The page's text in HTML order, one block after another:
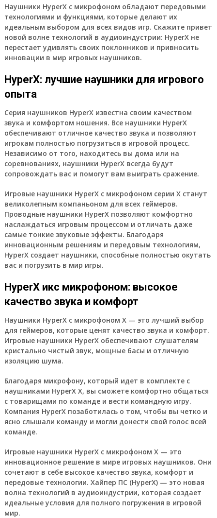
Наушники HyperX с микрофоном обладают передовыми
технологиями и функциями, которые делают их
идеальным выбором для всех видов игр. Скажите привет
новой волне технологий в аудиоиндустрии: HyperX не
перестает удивлять своих поклонников и привносить
инновации в мир игровых наушников.
HyperX: лучшие наушники для игрового
опыта
Серия наушников HyperX известна своим качеством
звука и комфортом ношения. Все наушники HyperX
обеспечивают отличное качество звука и позволяют
игрокам полностью погрузиться в игровой процесс.
Независимо от того, находитесь вы дома или на
соревнованиях, наушники HyperX всегда будут
сопровождать вас и помогут вам выиграть сражение.
Игровые наушники HyperX с микрофоном серии Х станут
великолепным компаньоном для всех геймеров.
Проводные наушники HyperX позволяют комфортно
наслаждаться игровым процессом и отличать даже
самые тонкие звуковые эффекты. Благодаря
инновационным решениям и передовым технологиям,
HyperX создает наушники, способные полностью окутать
вас и погрузить в мир игры.
HyperX икс микрофоном: высокое
качество звука и комфорт
Наушники HyperX с микрофоном X — это лучший выбор
для геймеров, которые ценят качество звука и комфорт.
Игровые наушники HyperX обеспечивают слушателям
кристально чистый звук, мощные басы и отличную
изоляцию шума.
Благодаря микрофону, который идет в комплекте с
наушниками HyperX X, вы сможете комфортно общаться
с товарищами по команде и вести командную игру.
Компания HyperX позаботилась о том, чтобы вы четко и
ясно слышали команду и могли донести свой голос всей
команде.
Игровые наушники HyperX с микрофоном X — это
инновационное решение в мире игровых наушников. Они
сочетают в себе высокое качество звука, комфорт и
передовые технологии. Хайпер ПС (HyperX) — это новая
волна технологий в аудиоиндустрии, которая создает
идеальные условия для полного погружения в игровой
мир.